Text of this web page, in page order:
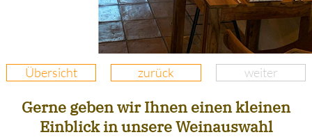
Übersicht zurück weiter
Gerne geben wir Ihnen einen kleinen
Einblick in unsere Weinauswahl